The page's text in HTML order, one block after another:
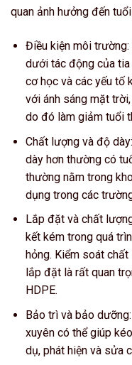
quan ảnh hưởng đến
Điều kiện môi trường:
dưới tác động của
cơ học và các yếu tố
với ánh sáng mặt
do đó làm giảm tuổi
Chất lượng và độ
dày hơn thường có
thường nằm trong
dụng trong các
Lắp đặt và chất
kết kém trong quá
hỏng. Kiểm soát
lắp đặt là rất quan
HDPE.
Bảo trì và bảo
xuyên có thể giúp
dụ, phát hiện và sửa